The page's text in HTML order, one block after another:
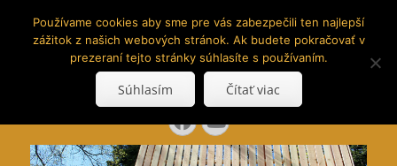
www.hranoly.sk
…kus prírody priamo k Vám
Search
Facebook
YouTube
Používame cookies aby sme pre vás zabezpečili ten najlepší
zážitok z našich webových stránok. Ak budete pokračovať v
prezeraní tejto stránky súhlasíte s používaním.
Súhlasím Čítať viac